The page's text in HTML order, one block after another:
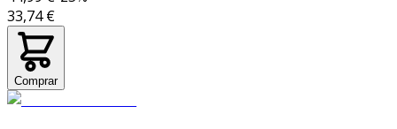
33,74 €
Comprar